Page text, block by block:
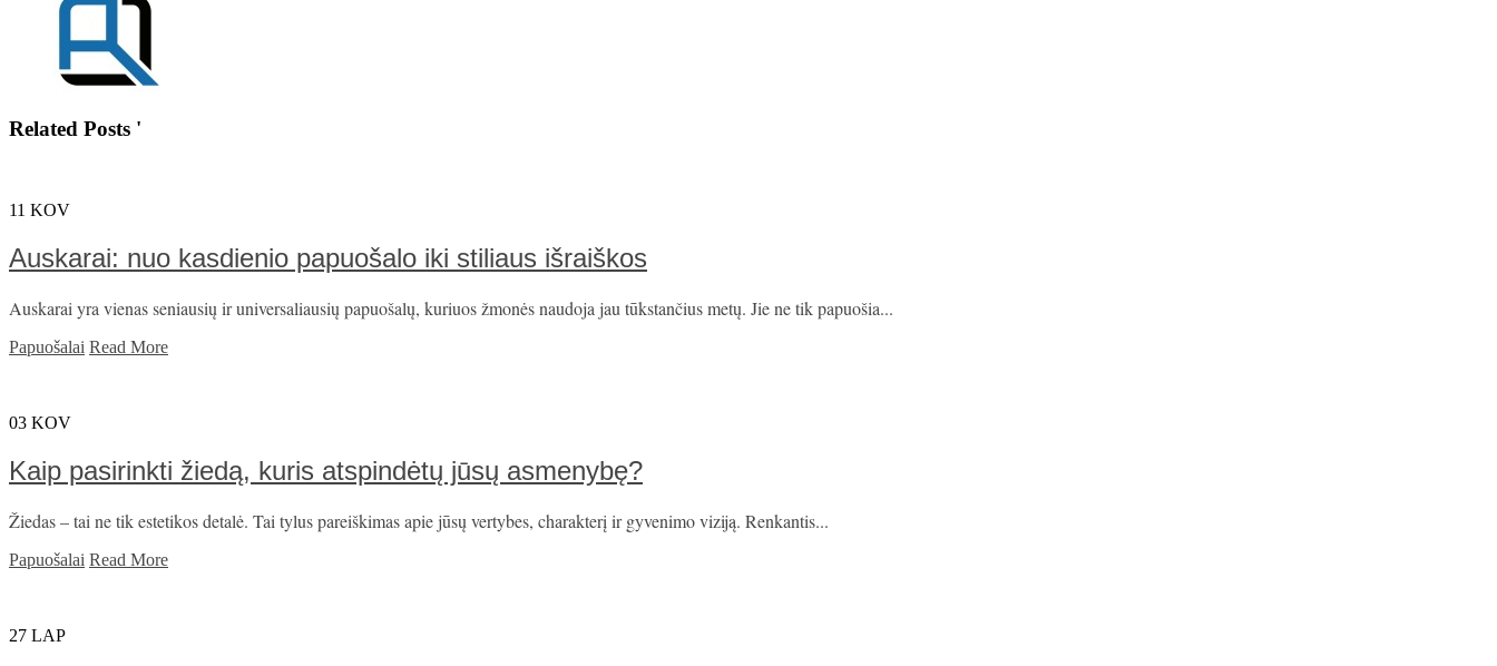
Related Posts '
11 KOV
Auskarai: nuo kasdienio papuošalo iki stiliaus išraiškos
Auskarai yra vienas seniausių ir universaliausių papuošalų, kuriuos žmonės naudoja jau tūkstančius metų. Jie ne tik papuošia...
Papuošalai Read More
03 KOV
Kaip pasirinkti žiedą, kuris atspindėtų jūsų asmenybę?
Žiedas – tai ne tik estetikos detalė. Tai tylus pareiškimas apie jūsų vertybes, charakterį ir gyvenimo viziją. Renkantis...
Papuošalai Read More
27 LAP